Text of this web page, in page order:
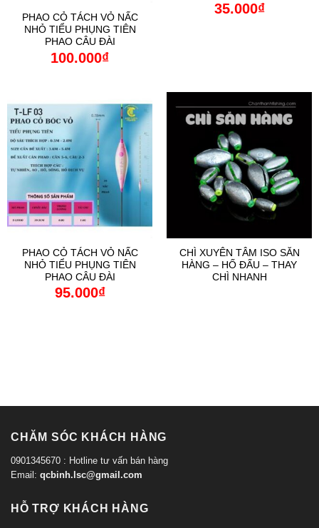
PHAO CỎ TÁCH VỎ NẤC
NHỎ TIỂU PHỤNG TIÊN
PHAO CÂU ĐÀI
100.000₫
35.000₫
PHAO CỎ TÁCH VỎ NẤC
NHỎ TIỂU PHỤNG TIÊN
PHAO CÂU ĐÀI
95.000₫
CHÌ XUYÊN TÂM ISO SĂN
HÀNG – HỐ ĐẤU – THAY
CHÌ NHANH
CHĂM SÓC KHÁCH HÀNG
0901345670 : Hotline tư vấn bán hàng
Email: qcbinh.lsc@gmail.com
HỖ TRỢ KHÁCH HÀNG